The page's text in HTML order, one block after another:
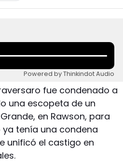
Powered by Thinkindot Audio
fue condenado a
una escopeta de un
en Rawson, para
tenía una condena
unificó el castigo en